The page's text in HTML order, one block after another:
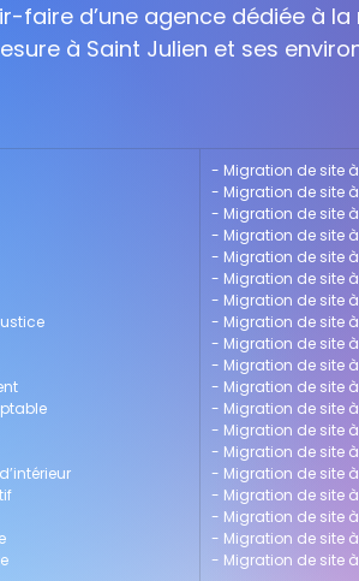
faire d’une agence dédiée à
à Saint Julien et ses
- Migration de site
- Migration de site
- Migration de site
- Migration de site
- Migration de site
- Migration de site
- Migration de site
- Migration de site
- Migration de site
- Migration de site
- Migration de site
- Migration de site
- Migration de site
- Migration de site
- Migration de site
- Migration de site
- Migration de site
- Migration de site
- Migration de site